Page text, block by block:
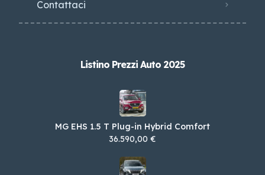
Contattaci
Listino Prezzi Auto 2025
MG EHS 1.5 T Plug-in Hybrid Comfort
36.590,00 €